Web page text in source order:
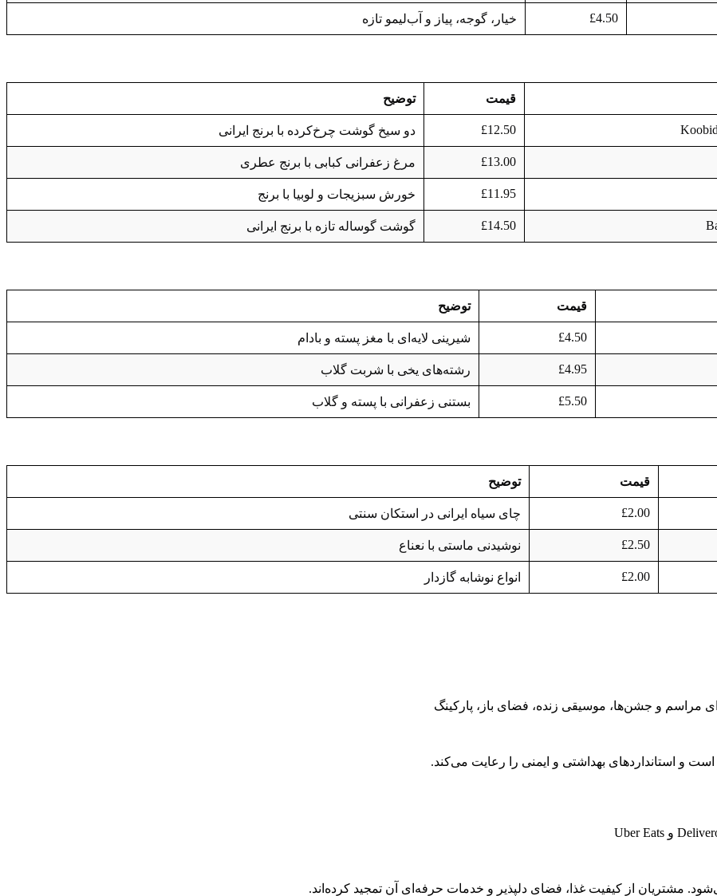
£4.50 خیار، گوجه، پیاز و آب‌لیمو تازه
قیمت توضیح
£12.50 دو سیخ گوشت چرخ‌کرده با برنج ایرانی
£13.00 مرغ زعفرانی کبابی با برنج عطری
£11.95 خورش سبزیجات و لوبیا با برنج
£14.50 گوشت گوساله تازه با برنج ایرانی
قیمت توضیح
£4.50 شیرینی لایه‌ای با مغز پسته و بادام
£4.95 رشته‌های یخی با شربت گلاب
£5.50 بستنی زعفرانی با پسته و گلاب
قیمت توضیح
£2.00 چای سیاه ایرانی در استکان سنتی
£2.50 نوشیدنی ماستی با نعناع
£2.00 انواع نوشابه گازدار
مراسم و جشن‌ها، موسیقی زنده، فضای باز، پارکینگ
و استانداردهای بهداشتی و ایمنی را رعایت می‌کند.